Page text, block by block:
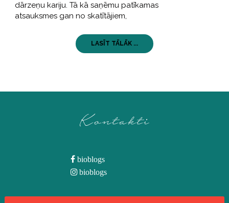
dārzeņu kariju. Tā kā saņēmu patīkamas
atsauksmes gan no skatītājiem,
LASĪT TĀLĀK ...
Kontakti
bioblogs
bioblogs